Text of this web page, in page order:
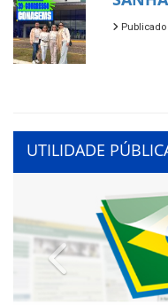
UTILIDADE
Previous